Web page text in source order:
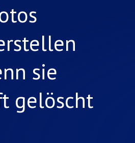
sie
gelöscht